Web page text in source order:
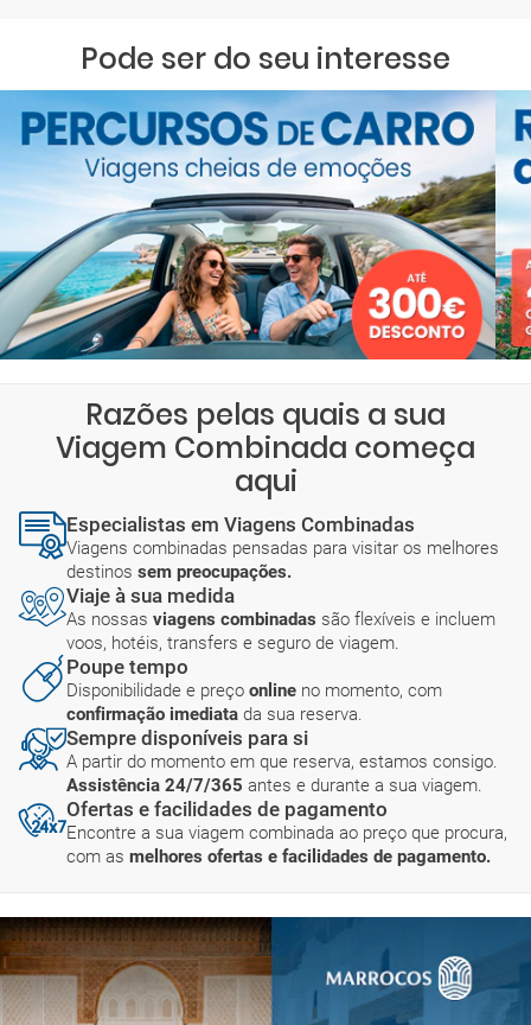
Pode ser do seu interesse
Razões pelas quais a sua
Viagem Combinada começa
aqui
Especialistas em Viagens Combinadas
Viagens combinadas pensadas para visitar os melhores
destinos sem preocupações.
Viaje à sua medida
As nossas viagens combinadas são flexíveis e incluem
voos, hotéis, transfers e seguro de viagem.
Poupe tempo
Disponibilidade e preço online no momento, com
confirmação imediata da sua reserva.
Sempre disponíveis para si
A partir do momento em que reserva, estamos consigo.
Assistência 24/7/365 antes e durante a sua viagem.
Ofertas e facilidades de pagamento
Encontre a sua viagem combinada ao preço que procura,
com as melhores ofertas e facilidades de pagamento.